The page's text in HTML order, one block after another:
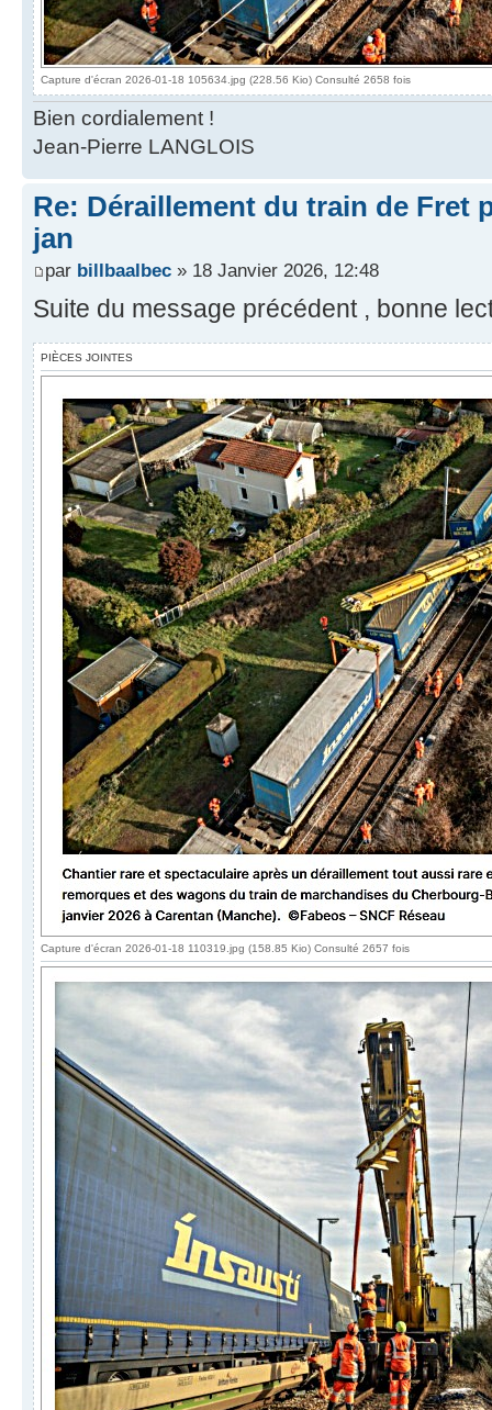
Capture d'écran 2026-01-18 105634.jpg (228.56 Kio) Consulté 2658 fois
Bien cordialement !
Jean-Pierre LANGLOIS
Re: Déraillement du train de Fret
jan
par billbaalbec » 18 Janvier 2026, 12:48
Suite du message précédent , bonne
PIÈCES JOINTES
Capture d'écran 2026-01-18 110319.jpg (158.85 Kio) Consulté 2657 fois